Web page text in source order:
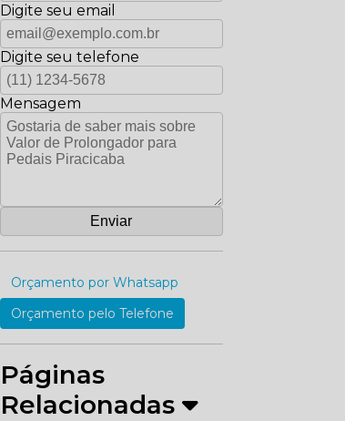
Digite seu email
Digite seu telefone
Mensagem
Orçamento por Whatsapp
Orçamento pelo Telefone
Páginas
Relacionadas